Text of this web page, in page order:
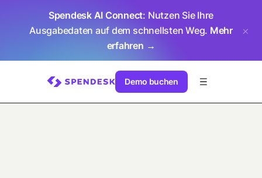
Spendesk AI Connect: Nutzen Sie Ihre
Ausgabedaten auf dem schnellsten Weg. Mehr
erfahren →
Demo buchen